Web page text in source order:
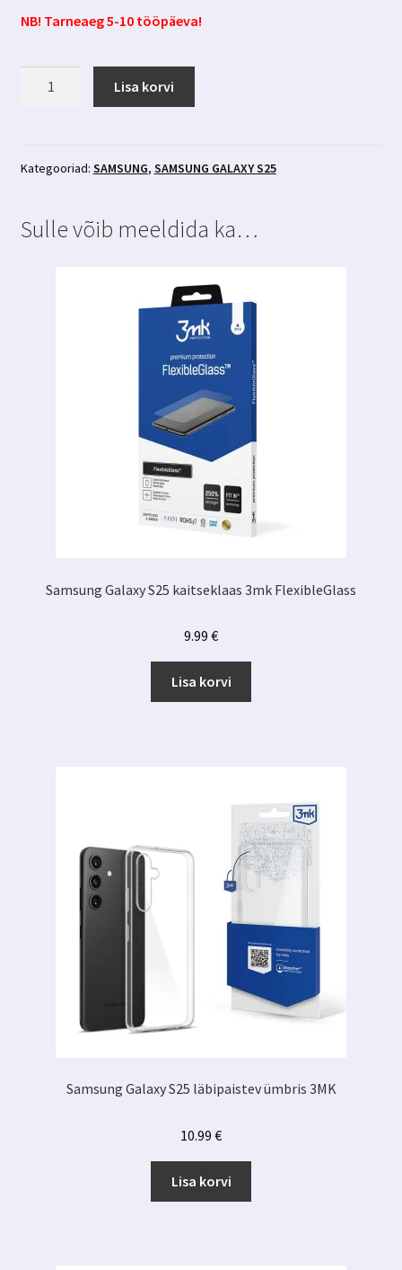
NB! Tarneaeg 5-10 tööpäeva!
Magsafe-
3MK
Lisa korvi
Kategooriad: SAMSUNG, SAMSUNG GALAXY S25
Sulle võib meeldida ka…
Samsung Galaxy S25 kaitseklaas 3mk FlexibleGlass
9.99 €
Lisa korvi
Samsung Galaxy S25 läbipaistev ümbris 3MK
10.99 €
Lisa korvi